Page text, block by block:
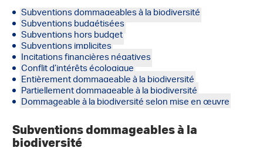
Subventions dommageables à la biodiversité
Subventions budgétisées
Subventions hors budget
Subventions implicites
Incitations financières négatives
Conflit d’intérêts écologique
Entièrement dommageable à la biodiversité
Partiellement dommageable à la biodiversité
Dommageable à la biodiversité selon mise en œuvre
Subventions dommageables à la
biodiversité